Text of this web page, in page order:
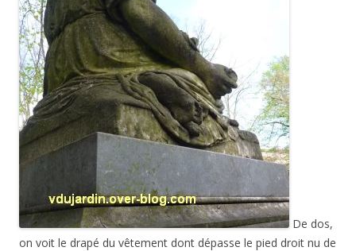
De dos,
on voit le drapé du vêtement dont dépasse le pied droit nu de